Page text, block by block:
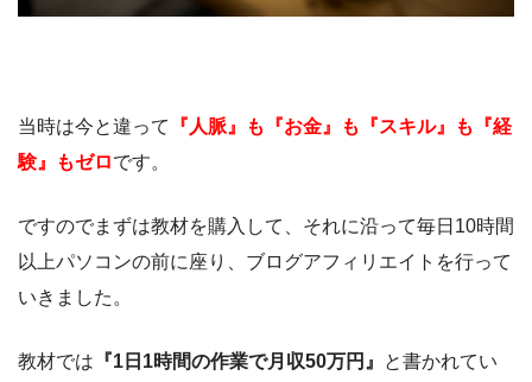
当時は今と違って
『人脈』も『お金』も『スキル』も『経
験』もゼロです。
ですのでまずは教材を購入して、それに沿って毎日10時間
以上パソコンの前に座り、ブログアフィリエイトを行って
いきました。
教材では 『1日1時間の作業で月収50万円』
と書かれてい